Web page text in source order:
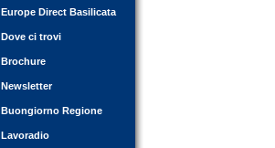
Europe Direct Basilicata
Dove ci trovi
Brochure
Newsletter
Buongiorno Regione
Lavoradio